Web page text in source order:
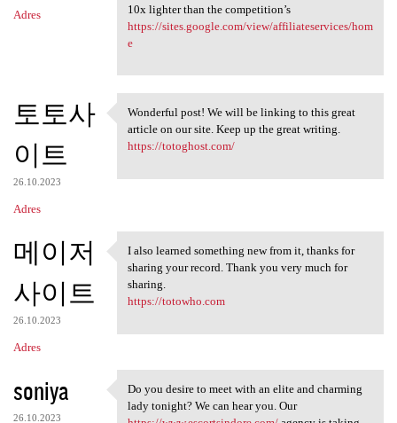
Adres
10x lighter than the competition’s
https://sites.google.com/view/affiliateservices/hom
e
토토사
이트
26.10.2023
Adres
Wonderful post! We will be
Wonderful post! We will be linking to this great
article on our site. Keep up the great writing.
https://totoghost.com/
메이저
사이트
26.10.2023
Adres
I also learned something new
I also learned something new from it, thanks for
sharing your record. Thank you very much for
sharing.
https://totowho.com
soniya
26.10.2023
Do you desire to meet with an
Do you desire to meet with an elite and charming
lady tonight? We can hear you. Our